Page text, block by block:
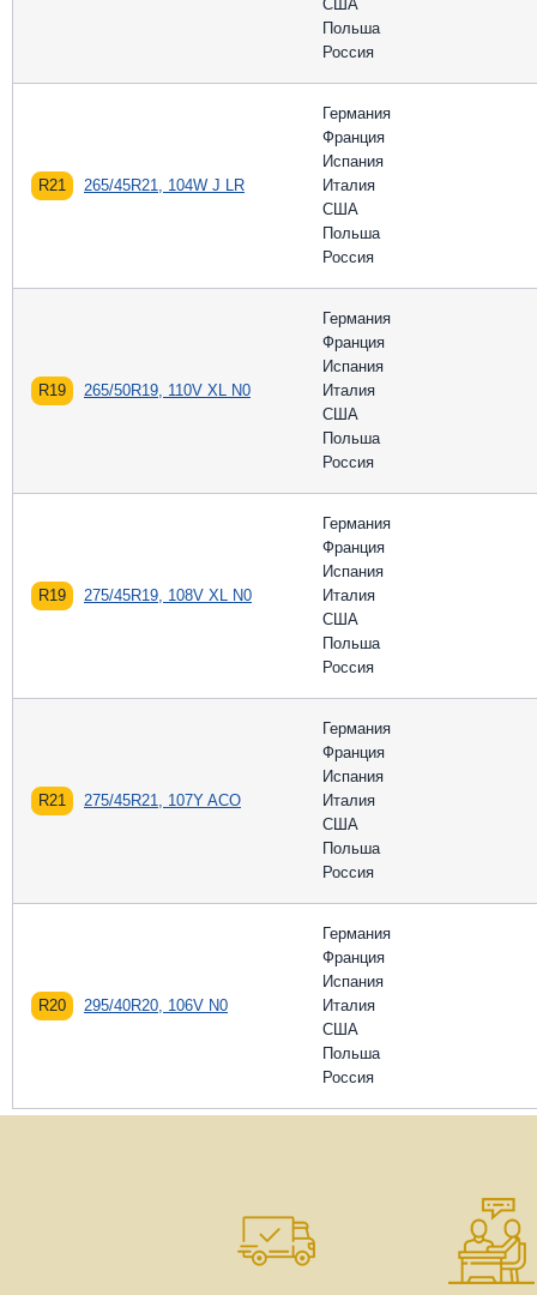
США
Польша
Россия
R21 265/45R21, 104W J LR
Германия
Франция
Испания
Италия
США
Польша
Россия
R19 265/50R19, 110V XL N0
Германия
Франция
Испания
Италия
США
Польша
Россия
R19 275/45R19, 108V XL N0
Германия
Франция
Испания
Италия
США
Польша
Россия
R21 275/45R21, 107Y ACO
Германия
Франция
Испания
Италия
США
Польша
Россия
R20 295/40R20, 106V N0
Германия
Франция
Испания
Италия
США
Польша
Россия